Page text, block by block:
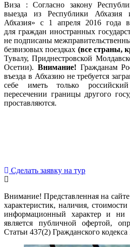
Виза : Согласно закону
выезда из Республики Абхазия
Абхазия» с 1 апреля 2016 года
для граждан иностранных
не подписаны
безвизовых поездках (все страны,
Тувалу, Приднестровской
Осетии). Внимание! Гражданам
въезда в Абхазию не требуется
себе иметь только
пересечении границы другого
проставляются.
Сделать заявку на тур
Внимание! Представленная на
характеристик, наличия,
информационный характер и ни
является публичной офертой,
Статьи 437(2) Гражданского